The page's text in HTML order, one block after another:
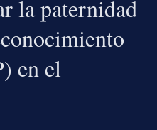
la paternidad
en el